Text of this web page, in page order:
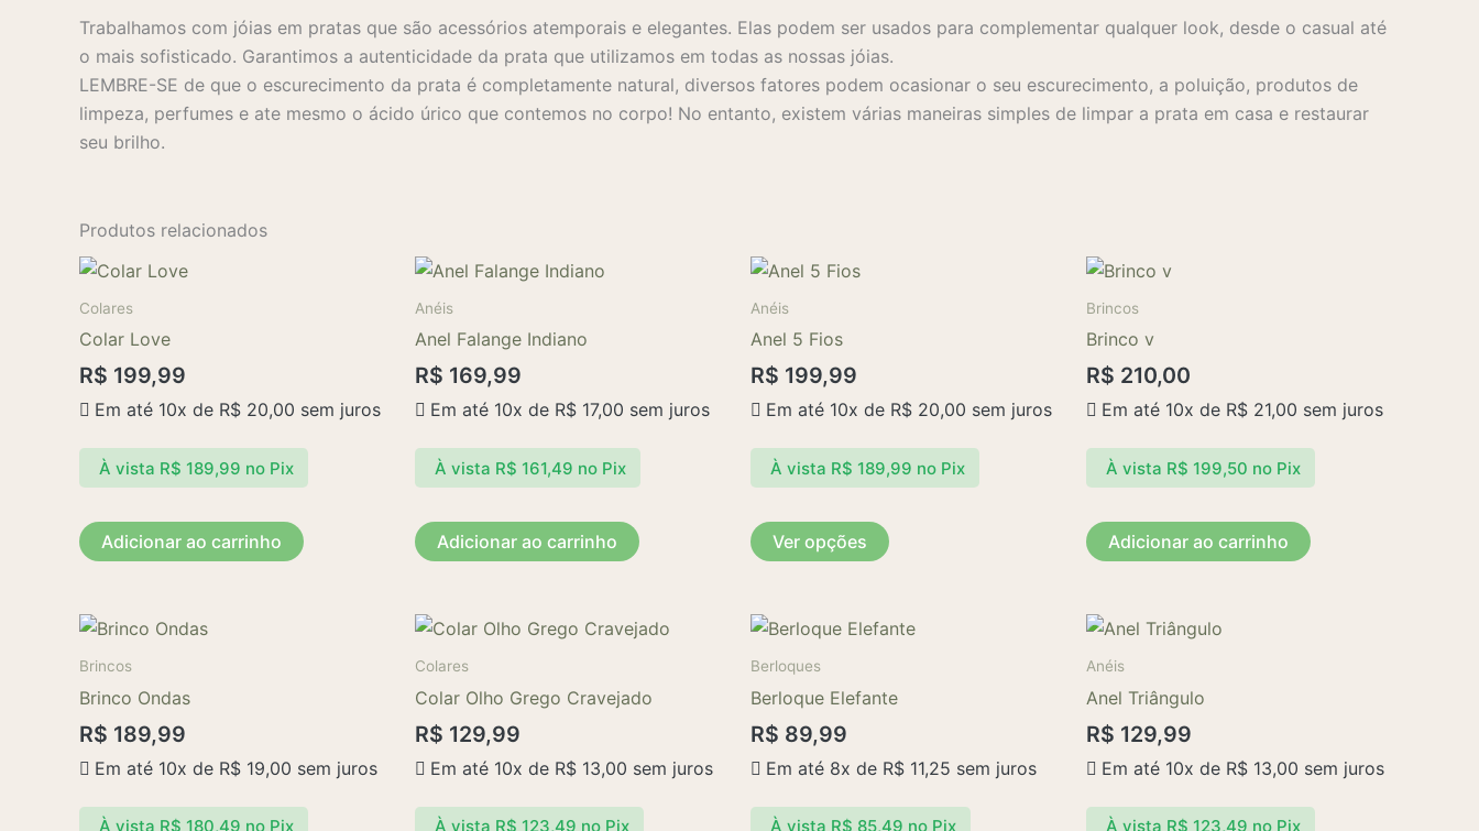
Trabalhamos com jóias em pratas que são acessórios atemporais e elegantes. Elas podem ser usados para complementar qualquer look, desde o casual até
o mais sofisticado. Garantimos a autenticidade da prata que utilizamos em todas as nossas jóias.
LEMBRE-SE de que o escurecimento da prata é completamente natural, diversos fatores podem ocasionar o seu escurecimento, a poluição, produtos de
limpeza, perfumes e ate mesmo o ácido úrico que contemos no corpo! No entanto, existem várias maneiras simples de limpar a prata em casa e restaurar
seu brilho.
Produtos relacionados
Colares
Colar Love
R$ 199,99
Em até 10x de R$ 20,00 sem juros
À vista R$ 189,99 no Pix
Adicionar ao carrinho
Anéis
Anel Falange Indiano
R$ 169,99
Em até 10x de R$ 17,00 sem juros
À vista R$ 161,49 no Pix
Adicionar ao carrinho
Anéis
Anel 5 Fios
R$ 199,99
Em até 10x de R$ 20,00 sem juros
À vista R$ 189,99 no Pix
Ver opções
As
podem
produto
Brincos
Brinco v
R$ 210,00
Em até 10x de R$ 21,00 sem juros
À vista R$ 199,50 no Pix
Adicionar ao carrinho
Brincos
Brinco Ondas
R$ 189,99
Em até 10x de R$ 19,00 sem juros
À vista R$ 180,49 no Pix
Colares
Colar Olho Grego Cravejado
R$ 129,99
Em até 10x de R$ 13,00 sem juros
À vista R$ 123,49 no Pix
Berloques
Berloque Elefante
R$ 89,99
Em até 8x de R$ 11,25 sem juros
À vista R$ 85,49 no Pix
Anéis
Anel Triângulo
R$ 129,99
Em até 10x de R$ 13,00 sem juros
À vista R$ 123,49 no Pix
As